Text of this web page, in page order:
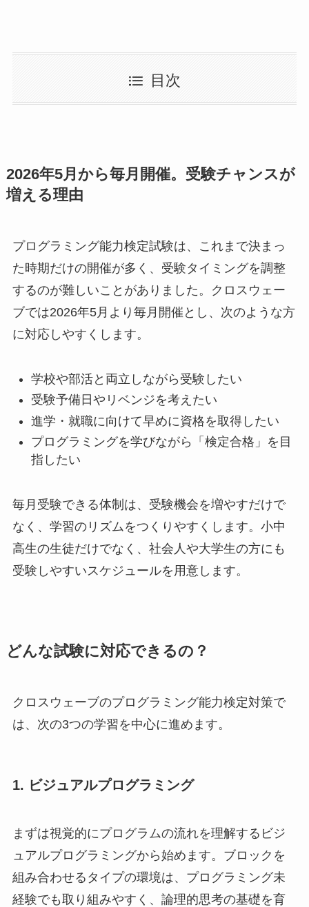
目次
2026年5月から毎月開催。受験チャンスが
増える理由
プログラミング能力検定試験は、これまで決まっ
た時期だけの開催が多く、受験タイミングを調整
するのが難しいことがありました。クロスウェー
ブでは2026年5月より毎月開催とし、次のような方
に対応しやすくします。
学校や部活と両立しながら受験したい
受験予備日やリベンジを考えたい
進学・就職に向けて早めに資格を取得したい
プログラミングを学びながら「検定合格」を目
指したい
毎月受験できる体制は、受験機会を増やすだけで
なく、学習のリズムをつくりやすくします。小中
高生の生徒だけでなく、社会人や大学生の方にも
受験しやすいスケジュールを用意します。
どんな試験に対応できるの？
クロスウェーブのプログラミング能力検定対策で
は、次の3つの学習を中心に進めます。
1. ビジュアルプログラミング
まずは視覚的にプログラムの流れを理解するビジ
ュアルプログラミングから始めます。ブロックを
組み合わせるタイプの環境は、プログラミング未
経験でも取り組みやすく、論理的思考の基礎を育